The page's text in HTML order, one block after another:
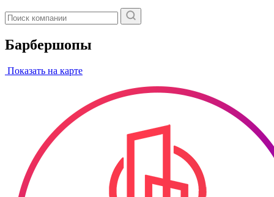
Барбершопы
Показать на карте